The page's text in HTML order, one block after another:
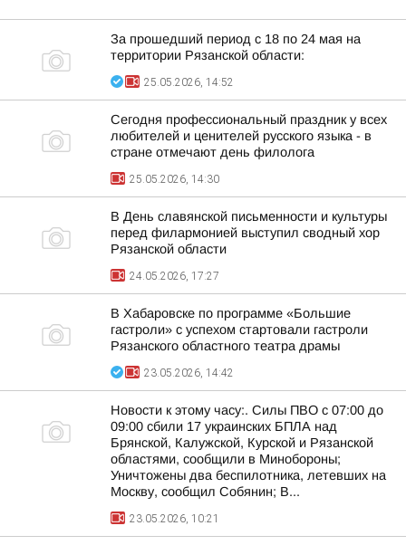
За прошедший период с 18 по 24 мая на
территории Рязанской области:
25.05.2026, 14:52
Сегодня профессиональный праздник у всех
любителей и ценителей русского языка - в
стране отмечают день филолога
25.05.2026, 14:30
В День славянской письменности и культуры
перед филармонией выступил сводный хор
Рязанской области
24.05.2026, 17:27
В Хабаровске по программе «Большие
гастроли» с успехом стартовали гастроли
Рязанского областного театра драмы
23.05.2026, 14:42
Новости к этому часу:. Силы ПВО с 07:00 до
09:00 сбили 17 украинских БПЛА над
Брянской, Калужской, Курской и Рязанской
областями, сообщили в Минобороны;
Уничтожены два беспилотника, летевших на
Москву, сообщил Собянин; В...
23.05.2026, 10:21